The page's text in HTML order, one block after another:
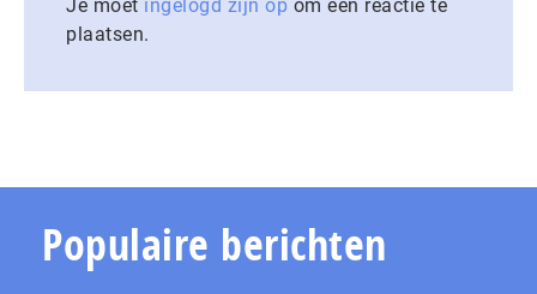
Je moet ingelogd zijn op om een reactie te
plaatsen.
Populaire berichten